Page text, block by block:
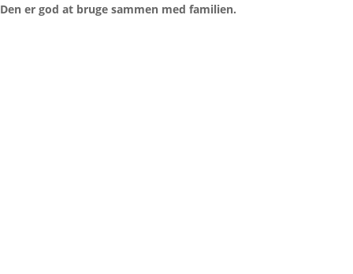
Den er god at bruge sammen med familien.